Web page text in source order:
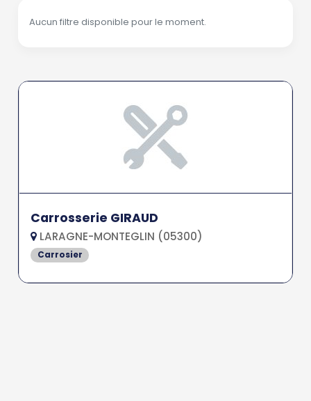
Aucun filtre disponible pour le moment.
Carrosserie GIRAUD
LARAGNE-MONTEGLIN (05300)
Carrosier